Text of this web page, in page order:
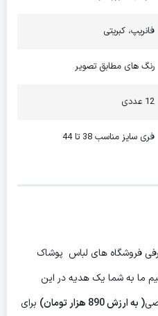
فانریپ، کبریتی
رنگ های مطابق تصویر
12 عددی
فری سایز مناسب 38 تا 44
فروشگاه های لباس پوشاک
ما به شما یک هدیه در این
( به ارزش 890 هزار تومان)
برای